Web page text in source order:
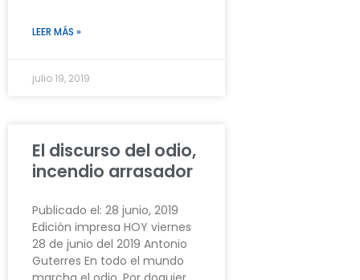
LEER MÁS »
julio 19, 2019
El discurso del odio,
incendio arrasador
Publicado el: 28 junio, 2019
Edición impresa HOY viernes
28 de junio del 2019 Antonio
Guterres En todo el mundo